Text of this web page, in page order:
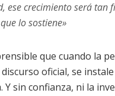
ese crecimiento será tan
lo sostiene»
que cuando la
oficial, se
Y sin confianza, ni la